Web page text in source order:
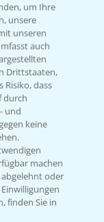
um Ihre
unsere
unseren
auch
Drittstaaten,
Risiko, dass
durch
und
keine
machen
oder
finden Sie in